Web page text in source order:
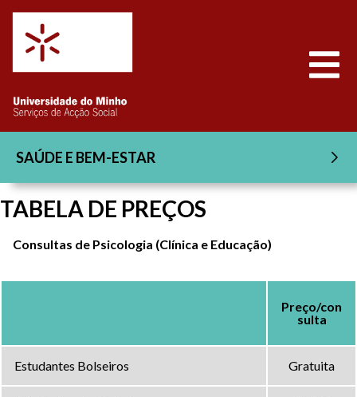
Saltar para o conteúdo
SAÚDE E BEM-ESTAR
TABELA DE PREÇOS
Consultas de Psicologia (Clínica e Educação)
Preço/con
sulta
Estudantes Bolseiros Gratuita